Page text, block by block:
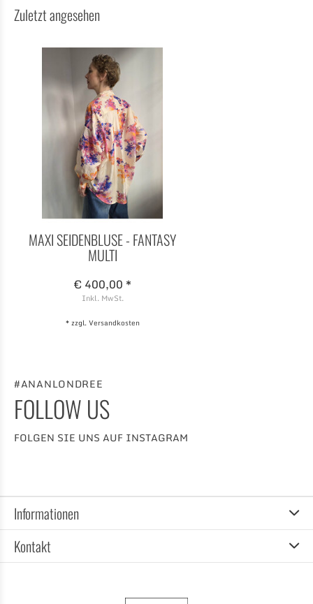
Zuletzt angesehen
MAXI SEIDENBLUSE - FANTASY
MULTI
€ 400,00 *
Inkl. MwSt.
* zzgl.Versandkosten
#ANANLONDREE
FOLLOW US
FOLGEN SIE UNS AUF INSTAGRAM
Informationen
Kontakt